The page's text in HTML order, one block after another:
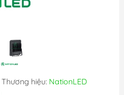
Thương hiệu: NationLED